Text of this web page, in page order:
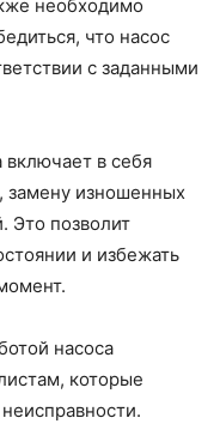
необходимо
что насос
с заданными
включает в себя
замену изношенных
Это позволит
и избежать
насоса
которые